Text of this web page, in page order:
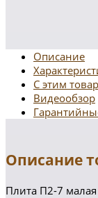
Описание
С этим
Видеообзор
Описание
Плита П2-7